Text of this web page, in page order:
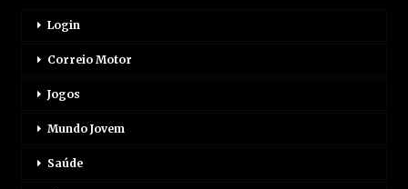
Login
Correio Motor
Jogos
Mundo Jovem
Saúde